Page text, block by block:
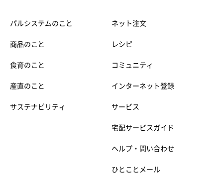
パルシステムのこと
商品のこと
食育のこと
産直のこと
サステナビリティ
ネット注文
レシピ
コミュニティ
インターネット登録
サービス
宅配サービスガイド
ヘルプ・問い合わせ
ひとことメール